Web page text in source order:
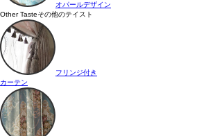
オパールデザイン
Other Tasteその他のテイスト
フリンジ付き
カーテン